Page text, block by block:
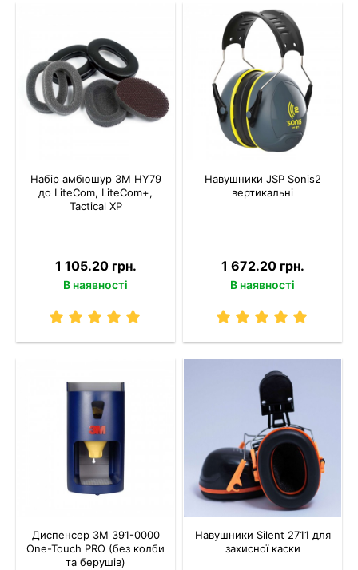
Набір амбюшур 3M HY79
до LiteCom, LiteCom+,
Tactical XP
1 105.20 грн.
В наявності
Навушники JSP Sonis2
вертикальні
1 672.20 грн.
В наявності
Диспенсер 3M 391-0000
One-Touch PRO (без колби
та берушів)
Навушники Silent 2711 для
захисної каски